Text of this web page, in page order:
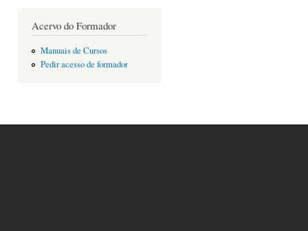
Acervo do Formador
Manuais de Cursos
Pedir acesso de formador